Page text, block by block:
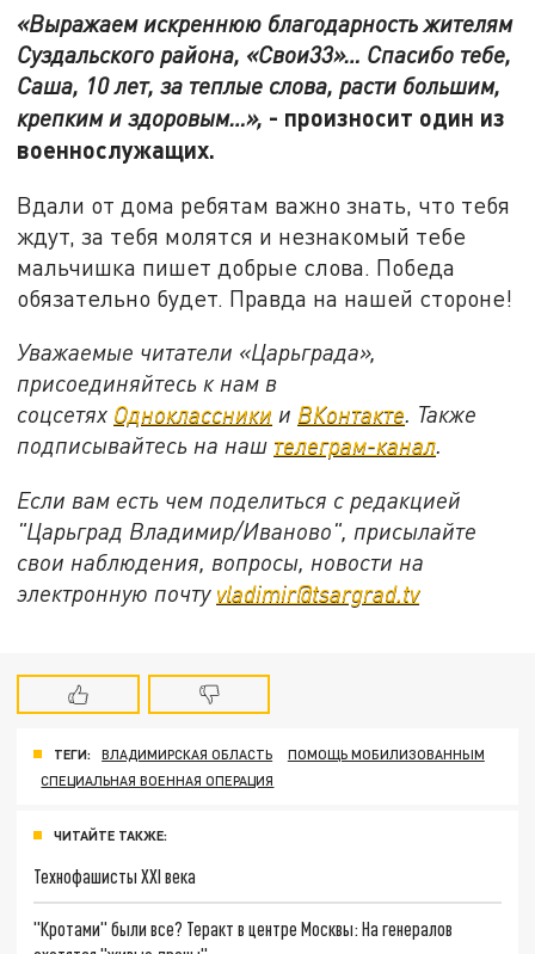
«Выражаем искреннюю благодарность жителям
Суздальского района, «Свои33»… Спасибо тебе,
Саша, 10 лет, за теплые слова, расти большим,
крепким и здоровым…», - произносит один из
военнослужащих.
Вдали от дома ребятам важно знать, что тебя
ждут, за тебя молятся и незнакомый тебе
мальчишка пишет добрые слова. Победа
обязательно будет. Правда на нашей стороне!
Уважаемые читатели «Царьграда»,
присоединяйтесь к нам в
соцсетях Одноклассники и ВКонтакте. Также
подписывайтесь на наш телеграм-канал.
Если вам есть чем поделиться с редакцией
"Царьград Владимир/Иваново", присылайте
свои наблюдения, вопросы, новости на
электронную почту vladimir@tsargrad.tv
ТЕГИ: ВЛАДИМИРСКАЯ ОБЛАСТЬ
ПОМОЩЬ МОБИЛИЗОВАННЫМ
СПЕЦИАЛЬНАЯ ВОЕННАЯ ОПЕРАЦИЯ
ЧИТАЙТЕ ТАКЖЕ:
Технофашисты XXI века
"Кротами" были все? Теракт в центре Москвы: На генералов